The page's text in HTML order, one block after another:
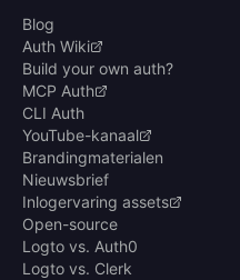
Blog
Auth Wiki
Build your own auth?
MCP Auth
CLI Auth
YouTube-kanaal
Brandingmaterialen
Nieuwsbrief
Inlogervaring assets
Open-source
Logto vs. Auth0
Logto vs. Clerk